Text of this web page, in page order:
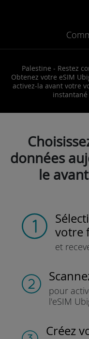
Palestine - Restez
Obtenez votre eSIM
activez-la avant votre
données
le
votre
et
pour
l'eSIM
Créez